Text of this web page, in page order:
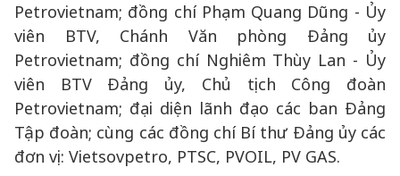
Petrovietnam; đồng chí Phạm Quang Dũng - Ủy
viên BTV, Chánh Văn phòng Đảng ủy
Petrovietnam; đồng chí Nghiêm Thùy Lan - Ủy
viên BTV Đảng ủy, Chủ tịch Công đoàn
Petrovietnam; đại diện lãnh đạo các ban Đảng
Tập đoàn; cùng các đồng chí Bí thư Đảng ủy các
đơn vị: Vietsovpetro, PTSC, PVOIL, PV GAS.